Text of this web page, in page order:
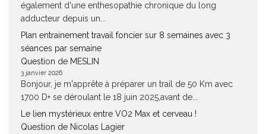
également d'une enthesopathie chronique du long
adducteur depuis un...
Plan entrainement travail foncier sur 8 semaines avec 3
séances par semaine
Question de MESLIN
3 janvier 2026
Bonjour, je m'apprête à préparer un trail de 50 Km avec
1700 D+ se déroulant le 18 juin 2025,avant de...
Le lien mystérieux entre VO2 Max et cerveau !
Question de Nicolas Lagier